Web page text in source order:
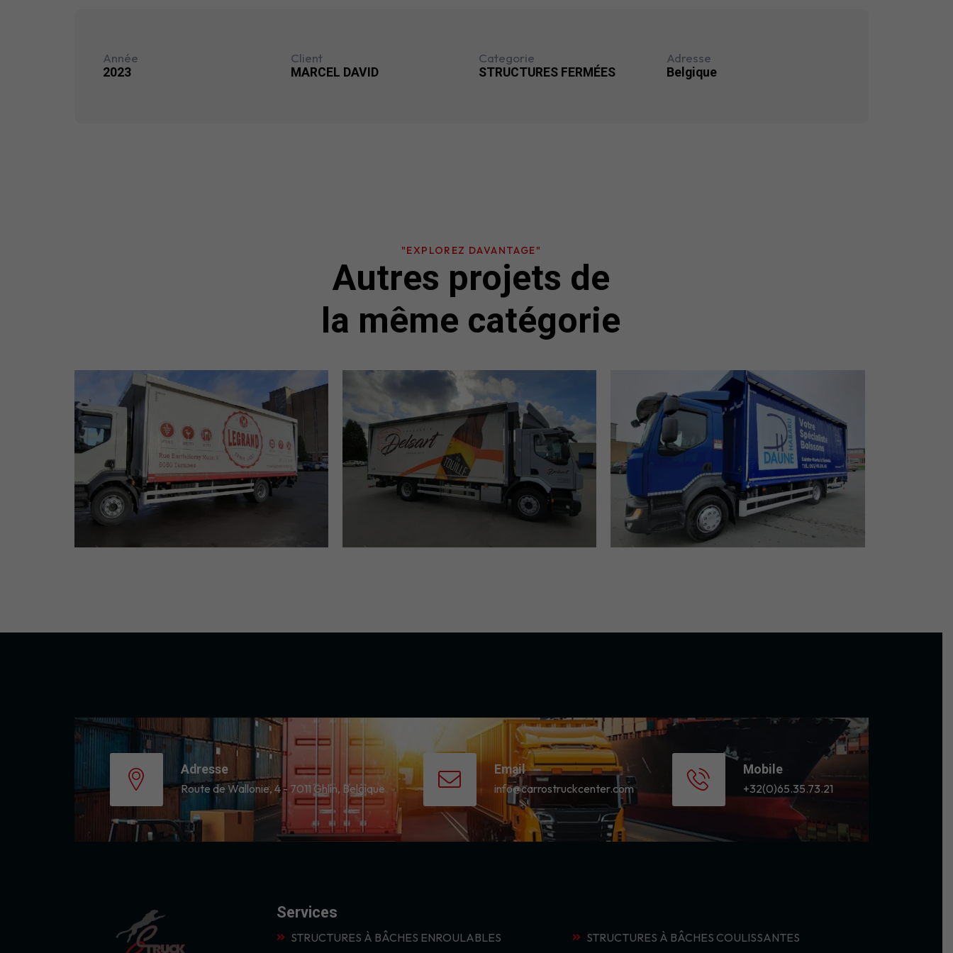
Année
2023
Client
MARCEL DAVID
Categorie
STRUCTURES FERMÉES
Adresse
Belgique
"EXPLOREZ DAVANTAGE"
Autres projets de
la même catégorie
Adresse
Route de Wallonie, 4 - 7011 Ghlin, Belgique
Email
info@carrostruckcenter.com
Mobile
+32(0)65.35.73.21
Services
STRUCTURES À BÂCHES ENROULABLES STRUCTURES À BÂCHES COULISSANTES